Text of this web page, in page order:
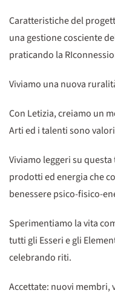
Caratteristiche del
una gestione cosciente
praticando la
Viviamo una nuova
Con Letizia, creiamo un
Arti ed i talenti sono
Viviamo leggeri su
prodotti ed energia che
benessere psico-fisico-
Sperimentiamo la vita
tutti gli Esseri e gli
celebrando riti.
Accettate: nuovi